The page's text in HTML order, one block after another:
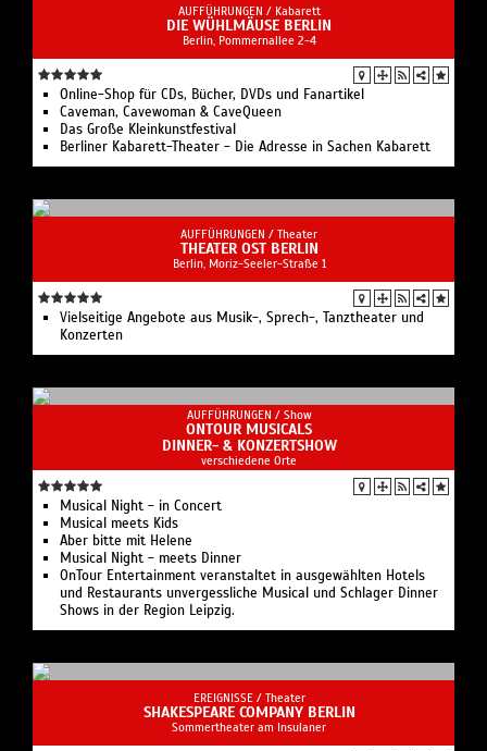
AUFFÜHRUNGEN / Kabarett
DIE WÜHLMÄUSE BERLIN
Berlin, Pommernallee 2-4
Online-Shop für CDs, Bücher, DVDs und Fanartikel
Caveman, Cavewoman & CaveQueen
Das Große Kleinkunstfestival
Berliner Kabarett-Theater - Die Adresse in Sachen Kabarett
AUFFÜHRUNGEN / Theater
THEATER OST BERLIN
Berlin, Moriz-Seeler-Straße 1
Vielseitige Angebote aus Musik-, Sprech-, Tanztheater und
Konzerten
AUFFÜHRUNGEN / Show
ONTOUR MUSICALS
DINNER- & KONZERTSHOW
verschiedene Orte
Musical Night - in Concert
Musical meets Kids
Aber bitte mit Helene
Musical Night - meets Dinner
OnTour Entertainment veranstaltet in ausgewählten Hotels
und Restaurants unvergessliche Musical und Schlager Dinner
Shows in der Region Leipzig.
EREIGNISSE / Theater
SHAKESPEARE COMPANY BERLIN
Sommertheater am Insulaner